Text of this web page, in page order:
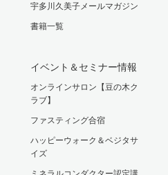
宇多川久美子メールマガジン
書籍一覧
イベント＆セミナー情報
オンラインサロン【豆の木ク
ラブ】
ファスティング合宿
ハッピーウォーク＆ベジタサ
イズ